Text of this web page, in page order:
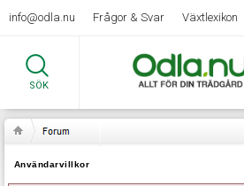
info@odla.nu Frågor & Svar Växtlexikon
SÖK
Användarvillkor